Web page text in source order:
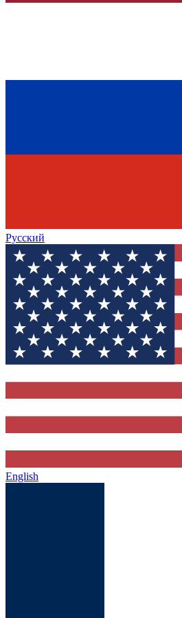
Русский
English